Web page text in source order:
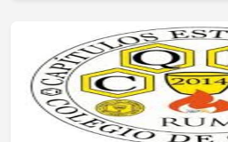
Ver detalles de Capítulo